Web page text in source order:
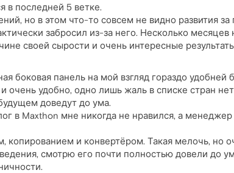
в последней 5 ветке.
но в этом что-то совсем не видно развития
забросил из-за него. Несколько месяцев
своей сырости и очень интересные
боковая панель на мой взгляд гораздо удобней
удобно, одно лишь жаль в списке стран
доведут до ума.
в Maxthon мне никогда не нравился, а менеджер
и конвертёром. Такая мелочь, но
смотрю его почти полностью довели до